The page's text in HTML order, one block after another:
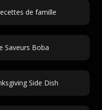
de famille
Saveurs Boba
Side Dish